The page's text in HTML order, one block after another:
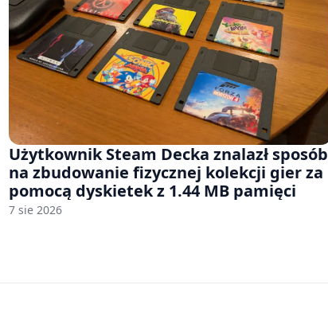
Użytkownik Steam Decka znalazł sposób
na zbudowanie fizycznej kolekcji gier za
pomocą dyskietek z 1.44 MB pamięci
7 sie 2026